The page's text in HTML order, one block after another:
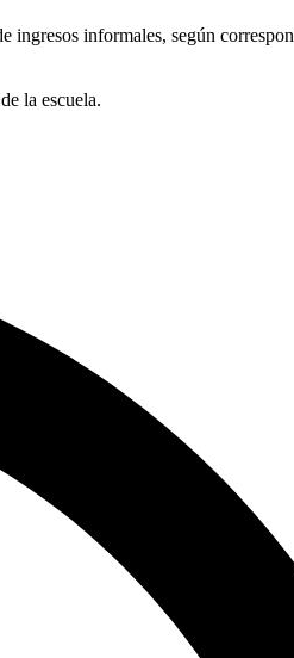
ingresos informales, según
la escuela.